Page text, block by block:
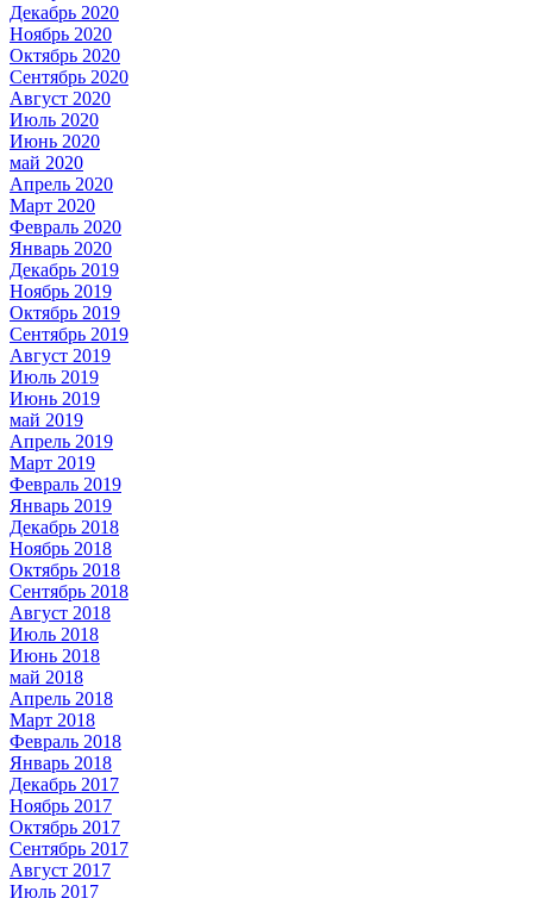
Декабрь 2020
Ноябрь 2020
Октябрь 2020
Сентябрь 2020
Август 2020
Июль 2020
Июнь 2020
май 2020
Апрель 2020
Март 2020
Февраль 2020
Январь 2020
Декабрь 2019
Ноябрь 2019
Октябрь 2019
Сентябрь 2019
Август 2019
Июль 2019
Июнь 2019
май 2019
Апрель 2019
Март 2019
Февраль 2019
Январь 2019
Декабрь 2018
Ноябрь 2018
Октябрь 2018
Сентябрь 2018
Август 2018
Июль 2018
Июнь 2018
май 2018
Апрель 2018
Март 2018
Февраль 2018
Январь 2018
Декабрь 2017
Ноябрь 2017
Октябрь 2017
Сентябрь 2017
Август 2017
Июль 2017